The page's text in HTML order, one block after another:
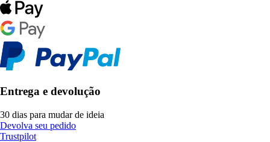
Entrega e devolução
30 dias para mudar de ideia
Devolva seu pedido
Trustpilot